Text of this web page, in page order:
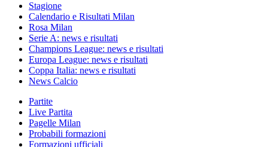
Stagione
Calendario e Risultati Milan
Rosa Milan
Serie A: news e risultati
Champions League: news e risultati
Europa League: news e risultati
Coppa Italia: news e risultati
News Calcio
Partite
Live Partita
Pagelle Milan
Probabili formazioni
Formazioni ufficiali